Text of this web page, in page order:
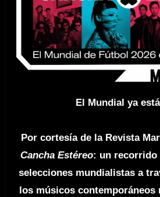
El Mundial ya
Por cortesía de la Revista
Cancha Estéreo: un recorrido
selecciones mundialistas a
los músicos contemporáneos